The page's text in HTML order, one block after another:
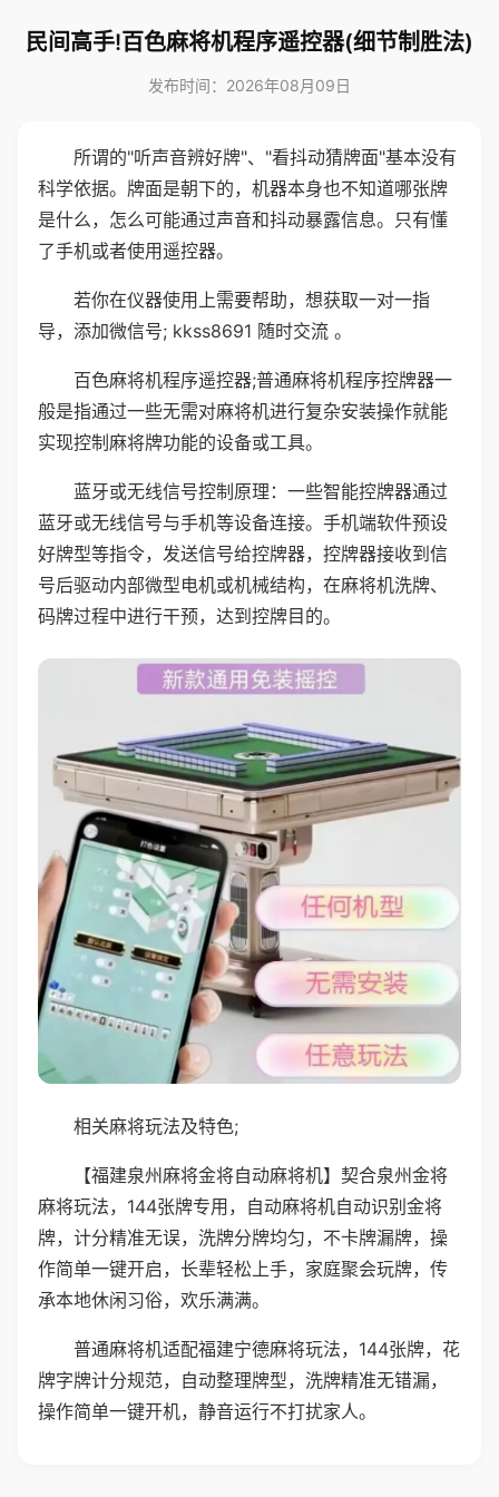
民间高手!百色麻将机程序遥控器(细节制胜法)
发布时间：2026年08月09日
所谓的"听声音辨好牌"、"看抖动猜牌面"基本没有
科学依据。牌面是朝下的，机器本身也不知道哪张牌
是什么，怎么可能通过声音和抖动暴露信息。只有懂
了手机或者使用遥控器。
若你在仪器使用上需要帮助，想获取一对一指
导，添加微信号; kkss8691 随时交流 。
百色麻将机程序遥控器;普通麻将机程序控牌器一
般是指通过一些无需对麻将机进行复杂安装操作就能
实现控制麻将牌功能的设备或工具。
蓝牙或无线信号控制原理：一些智能控牌器通过
蓝牙或无线信号与手机等设备连接。手机端软件预设
好牌型等指令，发送信号给控牌器，控牌器接收到信
号后驱动内部微型电机或机械结构，在麻将机洗牌、
码牌过程中进行干预，达到控牌目的。
相关麻将玩法及特色;
【福建泉州麻将金将自动麻将机】契合泉州金将
麻将玩法，144张牌专用，自动麻将机自动识别金将
牌，计分精准无误，洗牌分牌均匀，不卡牌漏牌，操
作简单一键开启，长辈轻松上手，家庭聚会玩牌，传
承本地休闲习俗，欢乐满满。
普通麻将机适配福建宁德麻将玩法，144张牌，花
牌字牌计分规范，自动整理牌型，洗牌精准无错漏，
操作简单一键开机，静音运行不打扰家人。